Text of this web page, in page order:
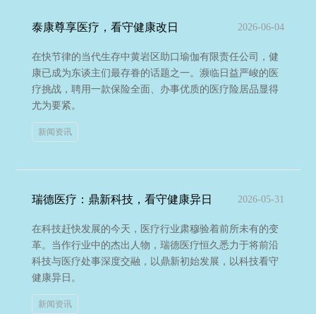
泰康尊享医疗，看守健康改日 2026-06-04
在快节律的当代生存中黄岩区助口瑜伽有限责任公司，健
康已成为东谈主们最存眷的话题之一。濒临日益严峻的医
疗挑战，聘用一款保险全面、办事优质的医疗险居品显得
尤为要紧。
新闻资讯
瑞德医疗：鼎新科技，看守健康异日 2026-05-31
在科技赶快发展的今天，医疗行业肃穆验着前所未有的变
革。当作行业中的杰出人物，瑞德医疗恒久悉力于将前沿
科技与医疗处事深度交融，以鼎新初始发展，以科技看守
健康异日。
新闻资讯